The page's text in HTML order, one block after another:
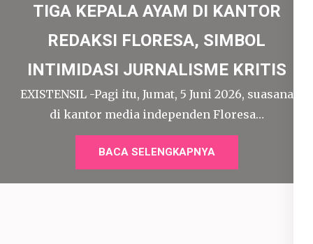
TIGA KEPALA AYAM DI KANTOR
REDAKSI FLORESA, SIMBOL
INTIMIDASI JURNALISME KRITIS
EXISTENSIL -Pagi itu, Jumat, 5 Juni 2026, suasana
di kantor media independen Floresa…
BACA SELENGKAPNYA